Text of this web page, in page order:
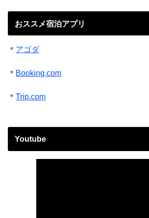
おススメ宿泊アプリ
＊ アゴダ
＊ Booking.com
＊Trip.com
Youtube